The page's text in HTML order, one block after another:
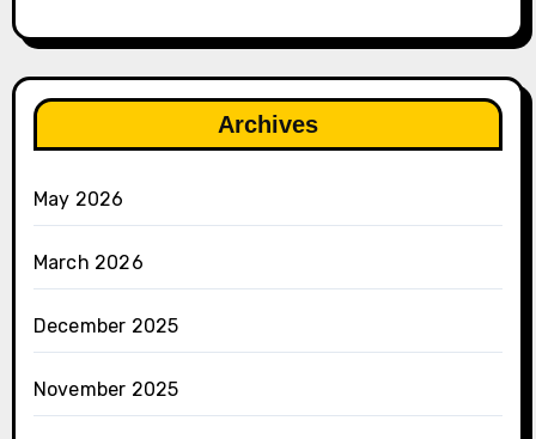
Archives
May 2026
March 2026
December 2025
November 2025